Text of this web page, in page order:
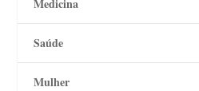
Medicina
Saúde
Mulher